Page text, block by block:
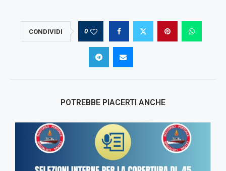
CONDIVIDI 0
POTREBBE PIACERTI ANCHE